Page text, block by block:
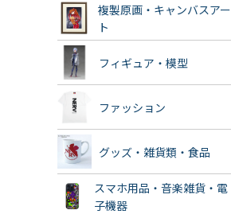
複製原画・キャンバスアー
ト
フィギュア・模型
ファッション
グッズ・雑貨類・食品
スマホ用品・音楽雑貨・電
子機器